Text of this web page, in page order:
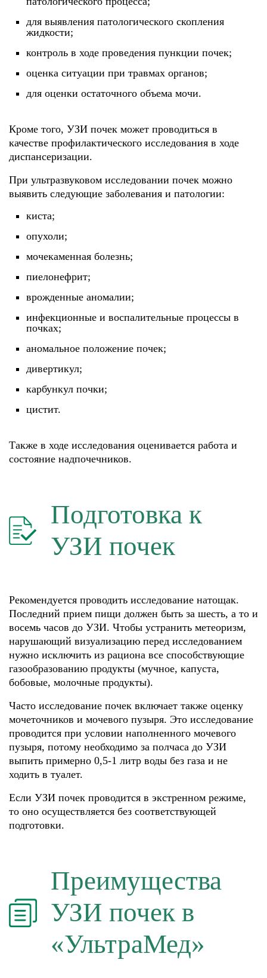
для выявления патологического скопления
жидкости;
контроль в ходе проведения пункции почек;
оценка ситуации при травмах органов;
для оценки остаточного объема мочи.
Кроме того, УЗИ почек может проводиться в
качестве профилактического исследования в ходе
диспансеризации.
При ультразвуковом исследовании почек можно
выявить следующие заболевания и патологии:
киста;
опухоли;
мочекаменная болезнь;
пиелонефрит;
врожденные аномалии;
инфекционные и воспалительные процессы в
почках;
аномальное положение почек;
дивертикул;
карбункул почки;
цистит.
Также в ходе исследования оценивается работа и
состояние надпочечников.
Подготовка к
УЗИ почек
Рекомендуется проводить исследование натощак.
Последний прием пищи должен быть за шесть, а то и
восемь часов до УЗИ. Чтобы устранить метеоризм,
нарушающий визуализацию перед исследованием
нужно исключить из рациона все способствующие
газообразованию продукты (мучное, капуста,
бобовые, молочные продукты).
Часто исследование почек включает также оценку
мочеточников и мочевого пузыря. Это исследование
проводится при условии наполненного мочевого
пузыря, потому необходимо за полчаса до УЗИ
выпить примерно 0,5-1 литр воды без газа и не
ходить в туалет.
Если УЗИ почек проводится в экстренном режиме,
то оно осуществляется без соответствующей
подготовки.
Преимущества
УЗИ почек в
«УльтраМед»